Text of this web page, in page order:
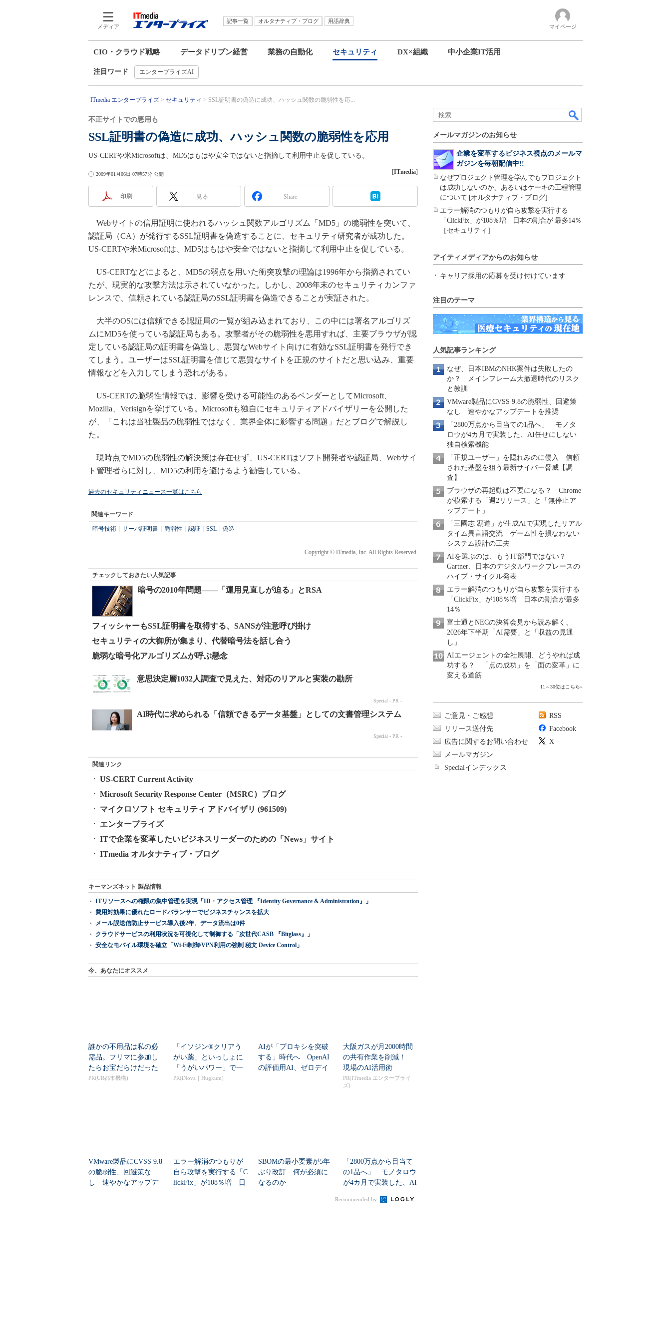
メディア
記事一覧 オルタナティブ・ブログ
用語辞典
マイページ
CIO・クラウド戦略 データドリブン経営 業務の自動化 セキュリティ DX×組織 中小企業IT活用
注目ワード エンタープライズAI
ITmedia エンタープライズ セキュリティ SSL証明書の偽造に成功、ハッシュ関数の脆弱性を応...
SSL証明書の偽造に成功、ハッシュ関数の脆弱性を応用
不正サイトでの悪用も
US-CERTや米Microsoftは、MD5はもはや安全ではないと指摘して利用中止を促している。
2009年01月06日 07時57分 公開 [ITmedia]
印刷 見る Share
Webサイトの信用証明に使われるハッシュ関数アルゴリズム「MD5」の脆弱性を突いて、
認証局（CA）が発行するSSL証明書を偽造することに、セキュリティ研究者が成功した。
US-CERTや米Microsoftは、MD5はもはや安全ではないと指摘して利用中止を促している。
US-CERTなどによると、MD5の弱点を用いた衝突攻撃の理論は1996年から指摘されてい
たが、現実的な攻撃方法は示されていなかった。しかし、2008年末のセキュリティカンファ
レンスで、信頼されている認証局のSSL証明書を偽造できることが実証された。
大半のOSには信頼できる認証局の一覧が組み込まれており、この中には署名アルゴリズ
ムにMD5を使っている認証局もある。攻撃者がその脆弱性を悪用すれば、主要ブラウザが認
定している認証局の証明書を偽造し、悪質なWebサイト向けに有効なSSL証明書を発行でき
てしまう。ユーザーはSSL証明書を信じて悪質なサイトを正規のサイトだと思い込み、重要
情報などを入力してしまう恐れがある。
US-CERTの脆弱性情報では、影響を受ける可能性のあるベンダーとしてMicrosoft、
Mozilla、Verisignを挙げている。Microsoftも独自にセキュリティアドバイザリーを公開した
が、「これは当社製品の脆弱性ではなく、業界全体に影響する問題」だとブログで解説し
た。
現時点でMD5の脆弱性の解決策は存在せず、US-CERTはソフト開発者や認証局、Webサイ
ト管理者らに対し、MD5の利用を避けるよう勧告している。
過去のセキュリティニュース一覧はこちら
関連キーワード
暗号技術 サーバ証明書 脆弱性 認証 SSL 偽造
Copyright © ITmedia, Inc. All Rights Reserved.
チェックしておきたい人気記事
暗号の2010年問題――「運用見直しが迫る」とRSA
フィッシャーもSSL証明書を取得する、SANSが注意呼び掛け
セキュリティの大御所が集まり、代替暗号法を話し合う
脆弱な暗号化アルゴリズムが呼ぶ懸念
関連リンク
US-CERT Current Activity
Microsoft Security Response Center（MSRC）ブログ
マイクロソフト セキュリティ アドバイザリ (961509)
エンタープライズ
ITで企業を変革したいビジネスリーダーのための「News」サイト
ITmedia オルタナティブ・ブログ
キーマンズネット 製品情報
ITリソースへの権限の集中管理を実現「ID・アクセス管理 『Identity Governance & Administration』」
費用対効果に優れたロードバランサーでビジネスチャンスを拡大
メール誤送信防止サービス導入後2年、データ流出は0件
クラウドサービスの利用状況を可視化して制御する「次世代CASB 『Bitglass』」
安全なモバイル環境を確立「Wi-Fi制御/VPN利用の強制 秘文 Device Control」
今、あなたにオススメ
誰かの不用品は私の必
需品。フリマに参加し
たらお宝だらけだった
PR(UR都市機構)
「イソジン®クリアう
がい薬」といっしょに
「うがいパワー」で一
年中！ 健やか
PR(iNova｜Hugkum)
AIが「プロキシを突破
する」時代へ OpenAI
の評価用AI、ゼロデイ
大阪ガスが月2000時間
の共有作業を削減！
現場のAI活用術
PR(ITmedia エンタープライ
ズ)
VMware製品にCVSS 9.8
の脆弱性、回避策な
し 速やかなアップデ
エラー解消のつもりが
自ら攻撃を実行する「C
lickFix」が108％増 日
SBOMの最小要素が5年
ぶり改訂 何が必須に
なるのか
「2800万点から目当て
の1品へ」 モノタロウ
が4カ月で実装した、AI
Recommended by
メールマガジンのお知らせ
企業を変革するビジネス視点のメールマ
ガジンを毎朝配信中!!
なぜプロジェクト管理を学んでもプロジェクト
は成功しないのか、あるいはケーキの工程管理
について [オルタナティブ・ブログ]
エラー解消のつもりが自ら攻撃を実行する
「ClickFix」が108％増 日本の割合が 最多14％
［セキュリティ］
アイティメディアからのお知らせ
キャリア採用の応募を受け付けています
注目のテーマ
人気記事ランキング
なぜ、日本IBMのNHK案件は失敗したの
か？ メインフレーム大撤退時代のリスク
と教訓
VMware製品にCVSS 9.8の脆弱性、回避策
なし 速やかなアップデートを推奨
「2800万点から目当ての1品へ」 モノタ
ロウが4カ月で実装した、AI任せにしない
独自検索機能
「正規ユーザー」を隠れみのに侵入 信頼
された基盤を狙う最新サイバー脅威【調
査】
ブラウザの再起動は不要になる？ Chrome
が模索する「週2リリース」と「無停止ア
ップデート」
「三國志 覇道」が生成AIで実現したリアル
タイム異言語交流 ゲーム性を損なわない
システム設計の工夫
AIを選ぶのは、もうIT部門ではない？
Gartner、日本のデジタルワークプレースの
ハイプ・サイクル発表
エラー解消のつもりが自ら攻撃を実行する
「ClickFix」が108％増 日本の割合が最多
14％
富士通とNECの決算会見から読み解く、
2026年下半期「AI需要」と「収益の見通
し」
AIエージェントの全社展開、どうやれば成
功する？ 「点の成功」を「面の変革」に
変える道筋
11～30位はこちら»
ご意見・ご感想
リリース送付先
広告に関するお問い合わせ
メールマガジン
Specialインデックス
RSS
Facebook
X